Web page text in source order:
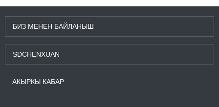
БИЗ МЕНЕН БАЙЛАНЫШ
SDCHENXUAN
АКЫРКЫ КАБАР